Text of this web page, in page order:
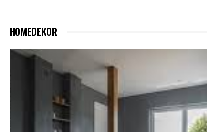
HOMEDEKOR